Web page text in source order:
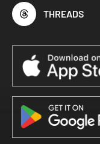
THREADS